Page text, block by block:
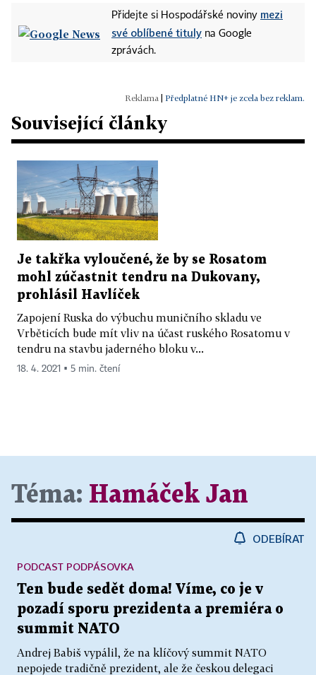
Přidejte si Hospodářské noviny mezi
své oblíbené tituly na Google
zprávách.
Předplatné HN+ je zcela bez reklam.
Související články
Je takřka vyloučené, že by se Rosatom
mohl zúčastnit tendru na Dukovany,
prohlásil Havlíček
Zapojení Ruska do výbuchu muničního skladu ve
Vrběticích bude mít vliv na účast ruského Rosatomu v
tendru na stavbu jaderného bloku v...
18. 4. 2021 ▪ 5 min. čtení
Téma: Hamáček Jan
ODEBÍRAT
Ten bude sedět doma! Víme, co je v
pozadí sporu prezidenta a premiéra o
summit NATO
Andrej Babiš vypálil, že na klíčový summit NATO
nepojede tradičně prezident, ale že českou delegaci
PODCAST PODPÁSOVKA